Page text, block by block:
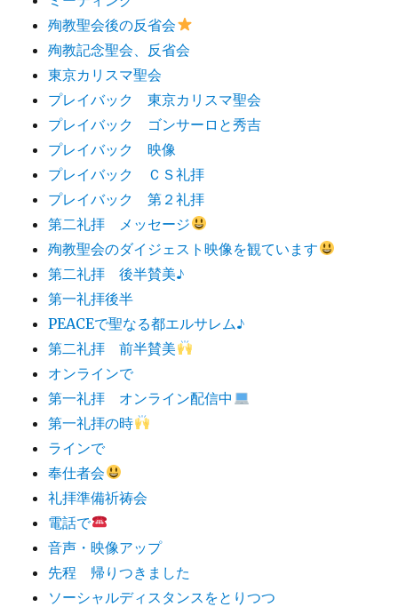
殉教聖会後の反省会
殉教記念聖会、反省会
東京カリスマ聖会
プレイバック 東京カリスマ聖会
プレイバック ゴンサーロと秀吉
プレイバック 映像
プレイバック ＣＳ礼拝
プレイバック 第２礼拝
第二礼拝 メッセージ
殉教聖会のダイジェスト映像を観ています
第二礼拝 後半賛美♪
第一礼拝後半
PEACEで聖なる都エルサレム♪
第二礼拝 前半賛美
オンラインで
第一礼拝 オンライン配信中
第一礼拝の時
ラインで
奉仕者会
礼拝準備祈祷会
電話で
音声・映像アップ
先程 帰りつきました
ソーシャルディスタンスをとりつつ